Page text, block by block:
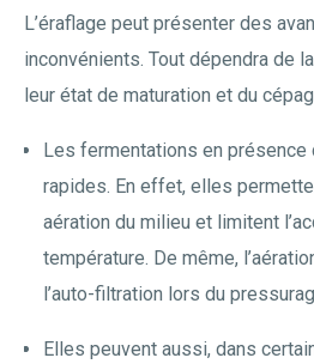
L’éraflage peut présenter des
inconvénients. Tout dépendra de
leur état de maturation et du
Les fermentations en
rapides. En effet, elles
aération du milieu et limitent
température. De même,
l’auto-filtration lors du
Elles peuvent aussi, dans